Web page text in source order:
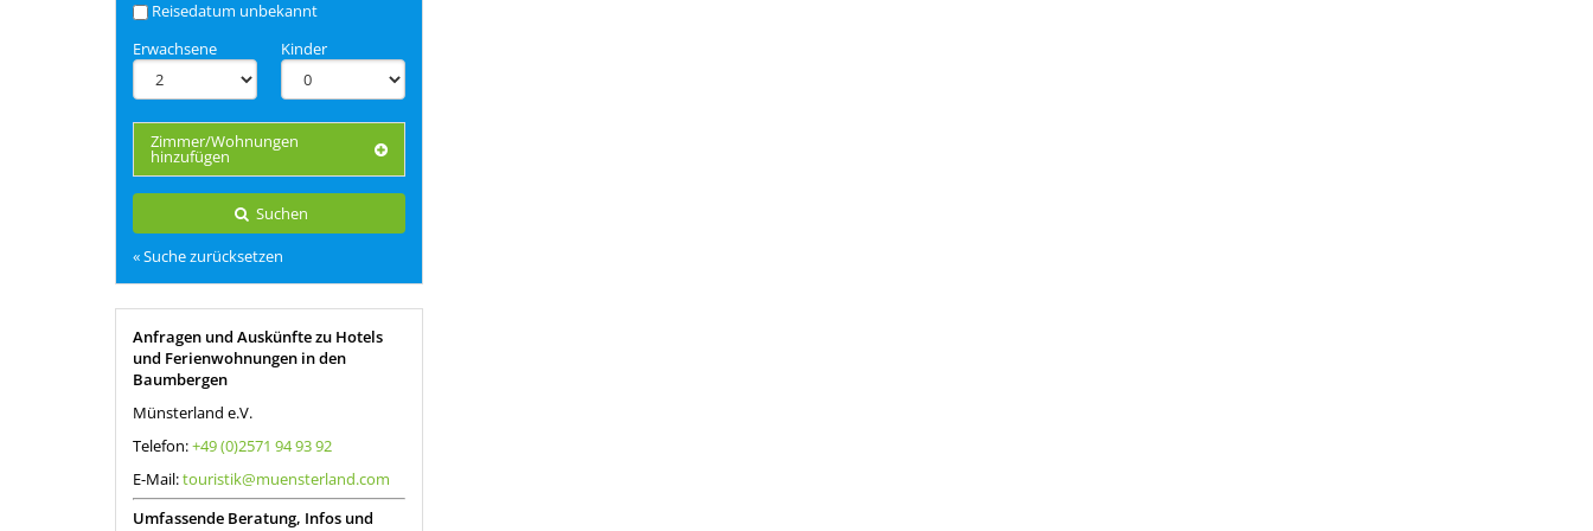
Reisedatum unbekannt
Erwachsene
Kinder
Zimmer/Wohnungen
hinzufügen
Suchen
« Suche zurücksetzen
Anfragen und Auskünfte zu Hotels
und Ferienwohnungen in den
Baumbergen
Münsterland e.V.
Telefon:+49 (0)2571 94 93 92
E-Mail:touristik@muensterland.com
Umfassende Beratung, Infos und